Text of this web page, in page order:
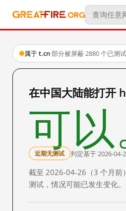
属于 t.cn·部分被屏蔽·2880 个已测
在中国大陆能打开
可以
近期无测试 判定基于 2026-04-
截至 2026-04-26（3 个月前
测试，情况可能已发生变化。